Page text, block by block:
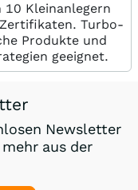
Kleinanlegern
Turbo-
Produkte und
geeignet.
Newsletter
aus der